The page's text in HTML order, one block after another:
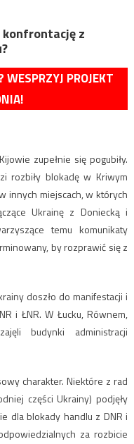
z
WESPRZYJ PROJEKT
zupełnie się pogubiły.
rozbiły blokadę w Kriwym
innych miejscach, w których
Ukrainę z Doniecką i
temu komunikaty
by rozprawić się z
doszło do manifestacji i
i ŁNR. W Łucku, Równem,
budynki administracji
charakter. Niektóre z rad
części Ukrainy) podjęły
dla blokady handlu z DNR i
za rozbicie